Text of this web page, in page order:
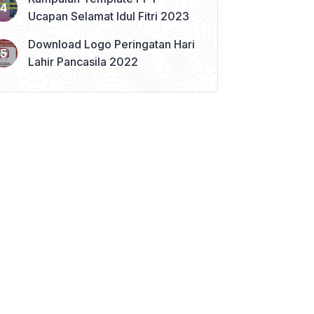
Ucapan Selamat Idul Fitri 2023
Download Logo Peringatan Hari
Lahir Pancasila 2022